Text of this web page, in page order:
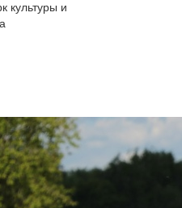
культуры и